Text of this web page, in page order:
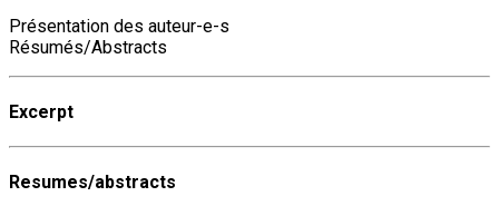
Présentation des auteur-e-s
Résumés/Abstracts
Excerpt
Resumes/abstracts